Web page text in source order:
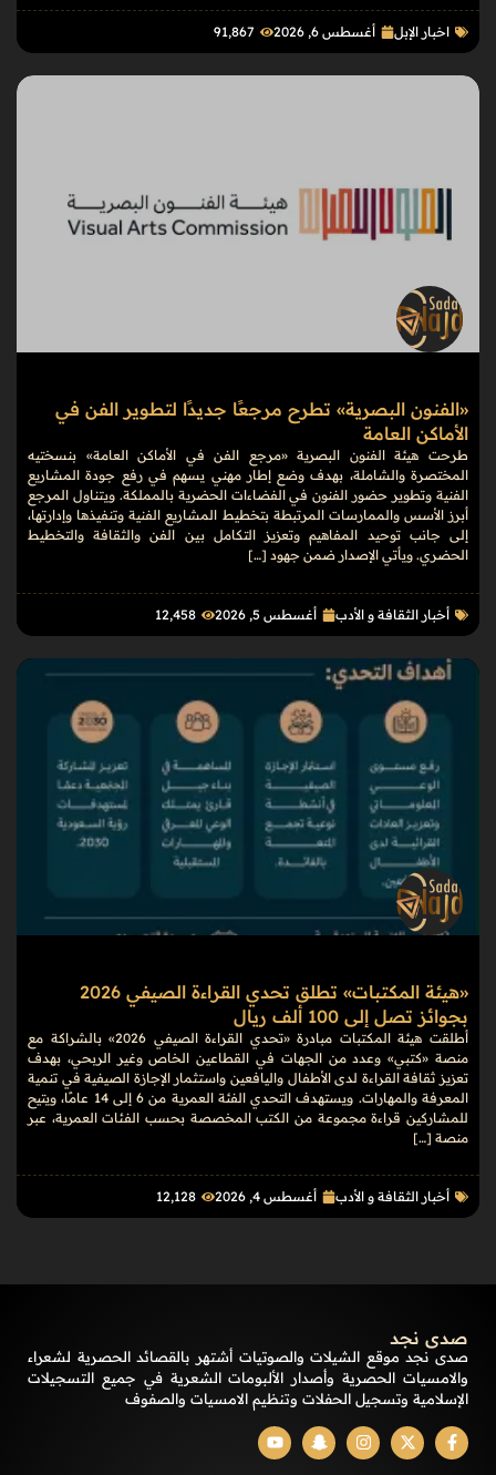
اخبار الإبل أغسطس 6, 2026 91٬867
«الفنون البصرية» تطرح مرجعًا جديدًا لتطوير الفن في
الأماكن العامة
طرحت هيئة الفنون البصرية «مرجع الفن في الأماكن العامة» بنسختيه
المختصرة والشاملة، بهدف وضع إطار مهني يسهم في رفع جودة المشاريع
الفنية وتطوير حضور الفنون في الفضاءات الحضرية بالمملكة. ويتناول المرجع
أبرز الأسس والممارسات المرتبطة بتخطيط المشاريع الفنية وتنفيذها وإدارتها،
إلى جانب توحيد المفاهيم وتعزيز التكامل بين الفن والثقافة والتخطيط
الحضري. ويأتي الإصدار ضمن جهود […]
أخبار الثقافة و الأدب أغسطس 5, 2026 12٬458
«هيئة المكتبات» تطلق تحدي القراءة الصيفي 2026
بجوائز تصل إلى 100 ألف ريال
أطلقت هيئة المكتبات مبادرة «تحدي القراءة الصيفي 2026» بالشراكة مع
منصة «كتبي» وعدد من الجهات في القطاعين الخاص وغير الربحي، بهدف
تعزيز ثقافة القراءة لدى الأطفال واليافعين واستثمار الإجازة الصيفية في تنمية
المعرفة والمهارات. ويستهدف التحدي الفئة العمرية من 6 إلى 14 عامًا، ويتيح
للمشاركين قراءة مجموعة من الكتب المخصصة بحسب الفئات العمرية، عبر
منصة […]
أخبار الثقافة و الأدب أغسطس 4, 2026 12٬128
صدى نجد
صدى نجد موقع الشيلات والصوتيات أشتهر بالقصائد الحصرية لشعراء
والامسيات الحصرية وأصدار الألبومات الشعرية في جميع التسجيلات
الإسلامية وتسجيل الحفلات وتنظيم الامسيات والصفوف